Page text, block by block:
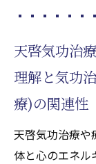
天啓気功治
理解と気功
療)の関連性
天啓気功治療や
体と心のエネ